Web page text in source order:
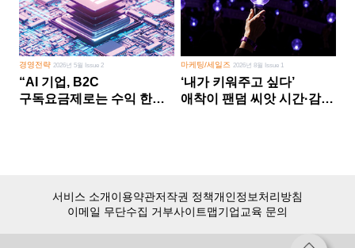
경영전략2026년 5월 Issue 2
“AI 기업, B2C
구독요금제로는 수익 한계
마케팅/세일즈 2026년 8월 Issue 1
‘내가 키워주고 싶다’
애착이 팬덤 씨앗 시간·감정
서비스 소개이용약관저작권 정책개인정보처리방침
이메일 무단수집 거부사이트맵기업교육 문의